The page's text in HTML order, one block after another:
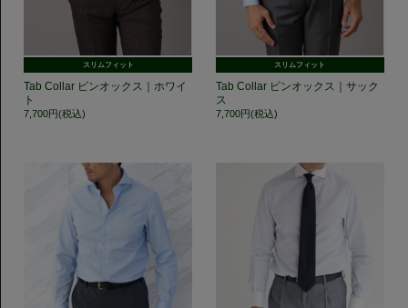
スリムフィット
Tab Collar ピンオックス｜ホワイ
ト
7,700円(税込)
スリムフィット
Tab Collar ピンオックス｜サック
ス
7,700円(税込)